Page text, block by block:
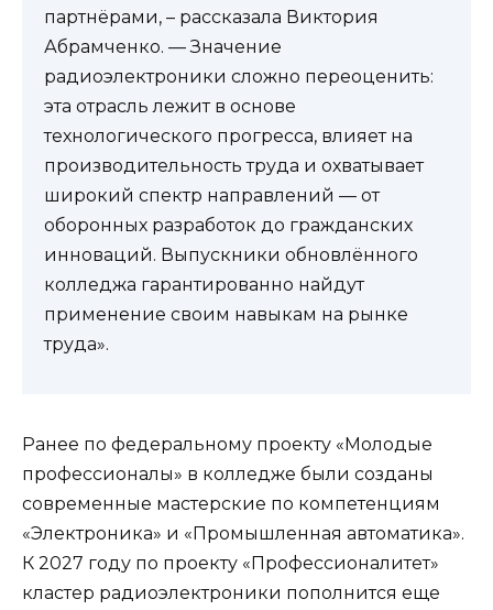
партнёрами, – рассказала Виктория
Абрамченко. — Значение
радиоэлектроники сложно переоценить:
эта отрасль лежит в основе
технологического прогресса, влияет на
производительность труда и охватывает
широкий спектр направлений — от
оборонных разработок до гражданских
инноваций. Выпускники обновлённого
колледжа гарантированно найдут
применение своим навыкам на рынке
труда».
Ранее по федеральному проекту «Молодые
профессионалы» в колледже были созданы
современные мастерские по компетенциям
«Электроника» и «Промышленная автоматика».
К 2027 году по проекту «Профессионалитет»
кластер радиоэлектроники пополнится еще